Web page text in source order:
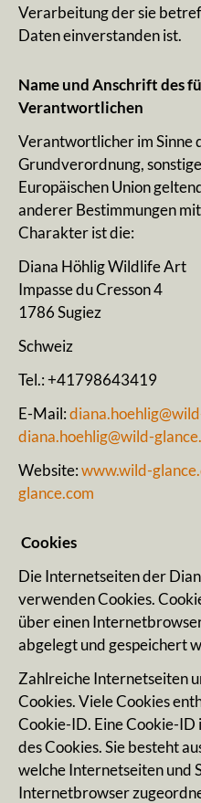
Verarbeitung der sie
Daten einverstanden ist.
Name und Anschrift des
Verantwortlichen
Verantwortlicher im Sinne
Grundverordnung,
Europäischen Union
anderer Bestimmungen
Charakter ist die:
Diana Höhlig Wildlife Art
Impasse du Cresson 4
1786 Sugiez
Schweiz
Tel.: +41798643419
E-Mail:
diana.hoehlig@wild-
Website:www.wild-
glance.com
Cookies
Die Internetseiten der
verwenden Cookies.
über einen
abgelegt und gespeichert
Zahlreiche Internetseiten
Cookies. Viele Cookies
Cookie-ID. Eine Cookie-ID
des Cookies. Sie besteht
welche Internetseiten und
Internetbrowser